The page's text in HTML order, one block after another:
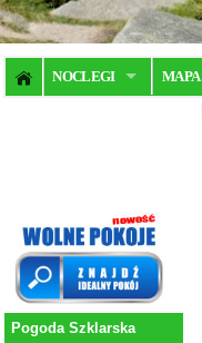
NOCLEGI MAPA
Pogoda Szklarska